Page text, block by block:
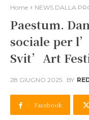
Home NEWS DALLA
Paestum.
sociale per
Svit’Art
28 GIUGNO 2025 BY
Facebook